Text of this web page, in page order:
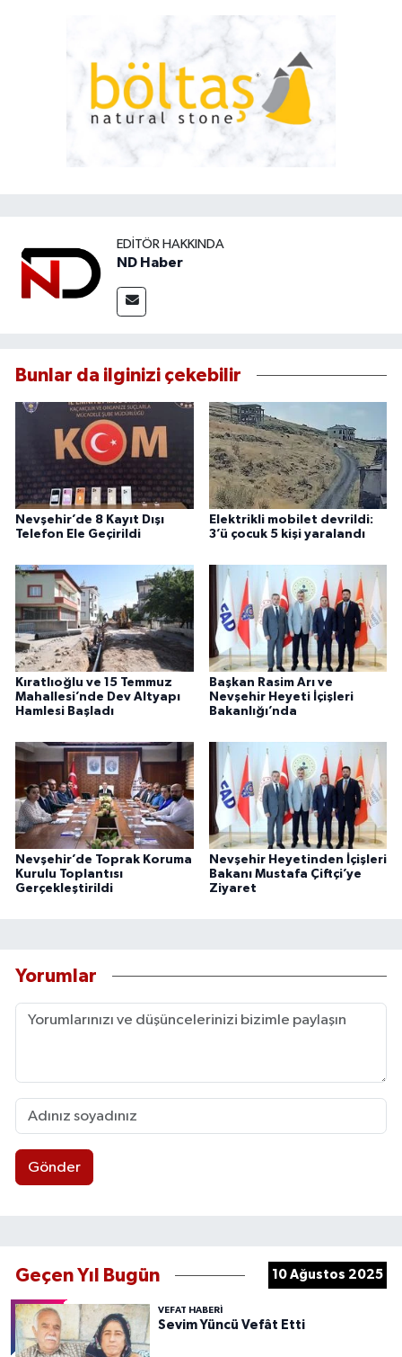
EDITÖR HAKKINDA
ND Haber
Bunlar da ilginizi çekebilir
Nevşehir’de 8 Kayıt Dışı
Telefon Ele Geçirildi
Elektrikli mobilet devrildi:
3’ü çocuk 5 kişi yaralandı
Kıratlıoğlu ve 15 Temmuz
Mahallesi’nde Dev Altyapı
Hamlesi Başladı
Başkan Rasim Arı ve
Nevşehir Heyeti İçişleri
Bakanlığı’nda
Nevşehir’de Toprak Koruma
Kurulu Toplantısı
Gerçekleştirildi
Nevşehir Heyetinden İçişleri
Bakanı Mustafa Çiftçi’ye
Ziyaret
Yorumlar
Gönder
Geçen Yıl Bugün 10 Ağustos 2025
VEFAT HABERI
Sevim Yüncü Vefât Etti